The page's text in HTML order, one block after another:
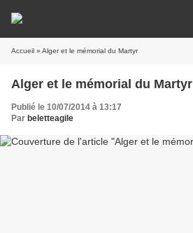
Accueil » Alger et le mémorial du Martyr
Alger et le mémorial du Martyr
Publié le 10/07/2014 à 13:17
Par beletteagile